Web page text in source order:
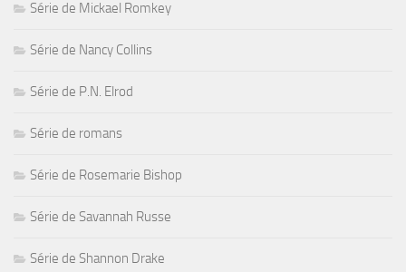
Série de Mickael Romkey
Série de Nancy Collins
Série de P.N. Elrod
Série de romans
Série de Rosemarie Bishop
Série de Savannah Russe
Série de Shannon Drake